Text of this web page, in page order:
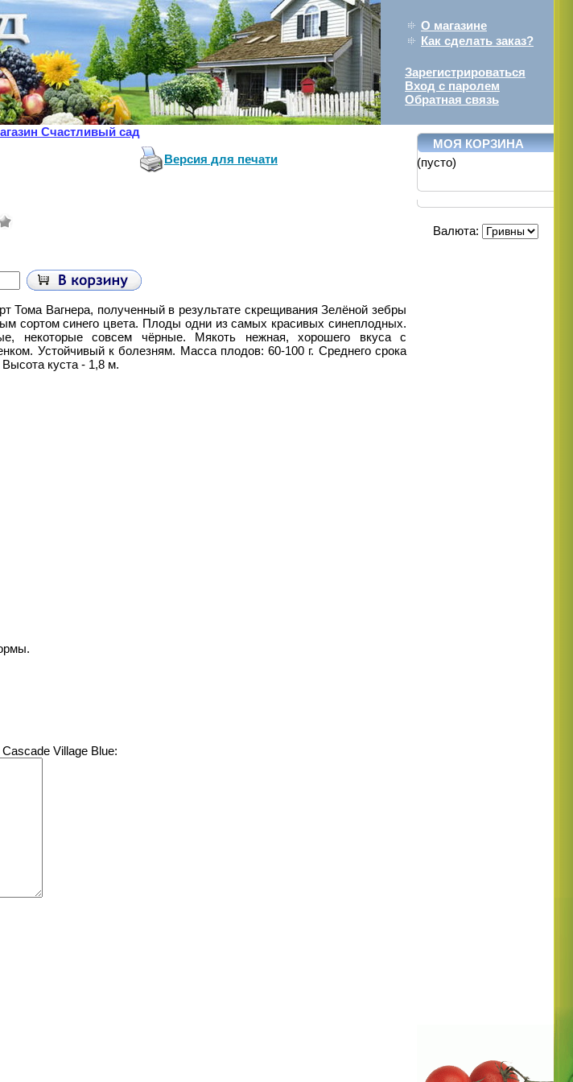
О магазине
Как сделать заказ?
Зарегистрироваться
Вход с паролем
Обратная связь
Счастливый сад
Версия для печати
Тома Вагнера, полученный в результате скрещивания Зелёнойзебры
сортом синего цвета. Плоды одни из самых красивых синеплодных.
некоторые совсем чёрные. Мякоть нежная, хорошего вкуса с
Устойчивый к болезням. Масса плодов: 60-100 г. Среднего срока
Высота куста - 1,8 м.
Village Blue:
МОЯ КОРЗИНА
(пусто)
Валюта: